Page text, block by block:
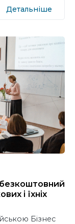
Детальніше
безкоштовний
і їхніх
Бізнес